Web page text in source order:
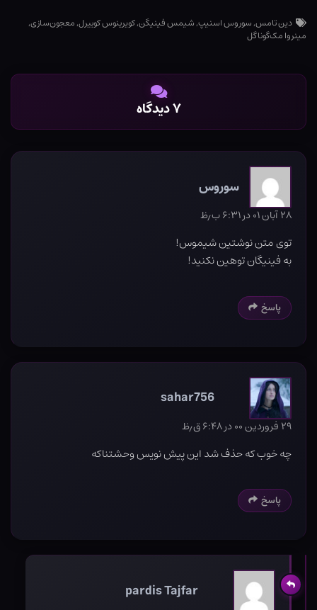
دین تامس,سوروس اسنیپ,شیمس فینیگن,کویرینوس کوییرل,معجون‌سازی,
مینروا مک‌گوناگل
۷ دیدگاه
سوروس
۲۸ آبان ۰۱ در ۶:۳۱ ب٫ظ
توی متن نوشتین شیموس!
به فینیگان توهین نکنید!
پاسخ
sahar756
۲۹ فروردین ۰۰ در ۶:۴۸ ق٫ظ
چه خوب که حذف شد این پیش نویس وحشتناکه
پاسخ
pardis Tajfar